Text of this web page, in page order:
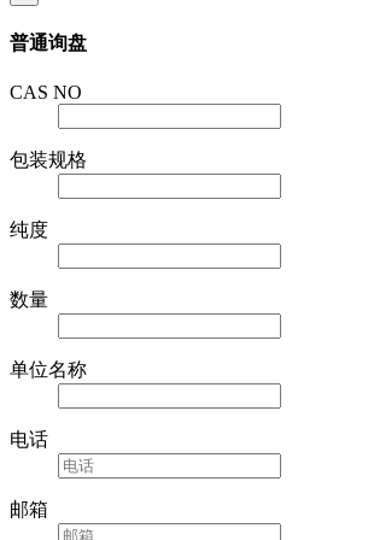
普通询盘
CAS NO
包装规格
纯度
数量
单位名称
电话
邮箱